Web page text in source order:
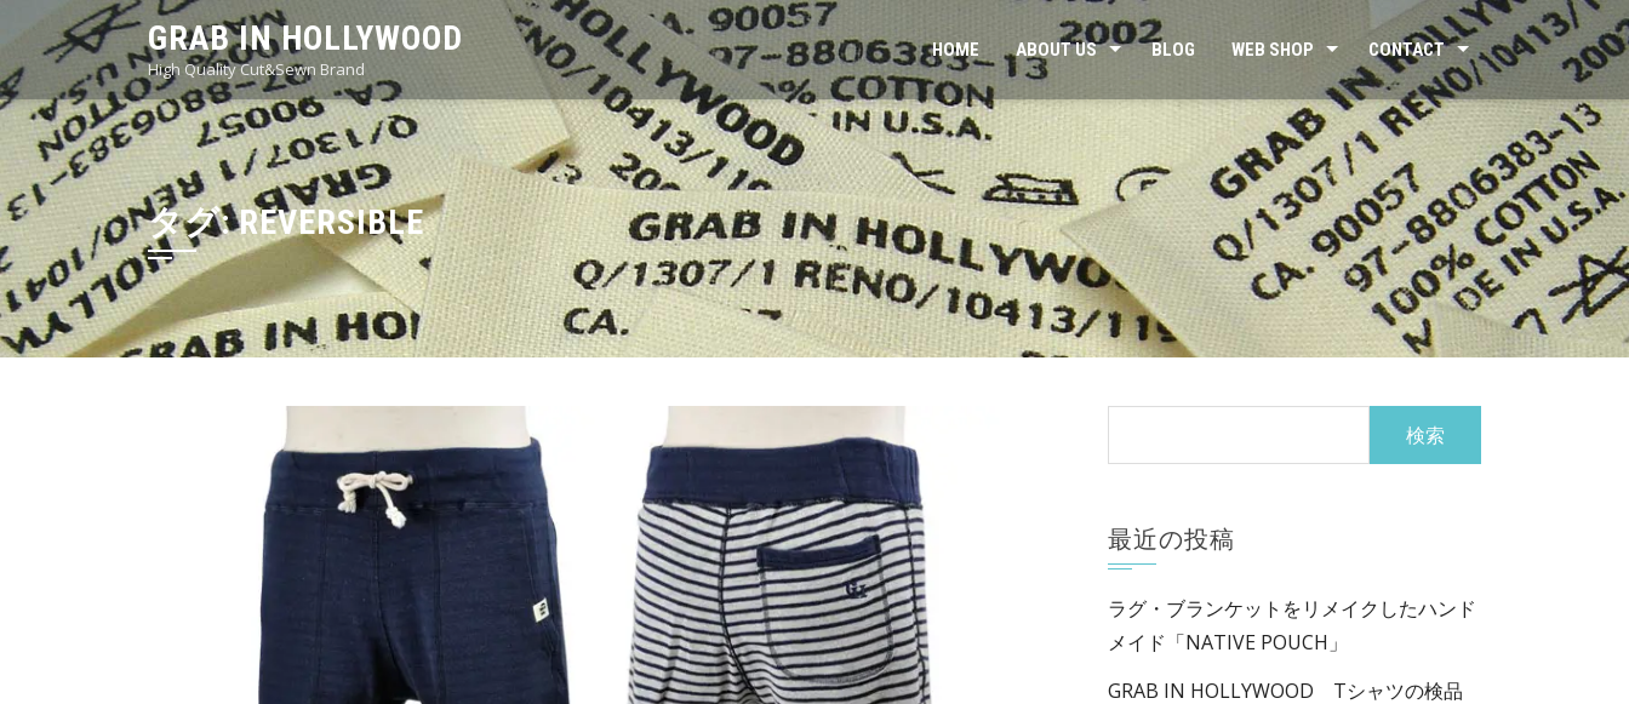
content
GRAB IN HOLLYWOOD
High Quality Cut&Sewn Brand
HOME ABOUT US BLOG WEB SHOP CONTACT
タグ:REVERSIBLE
最近の投稿
ラグ・ブランケットをリメイクしたハンド
メイド「NATIVE POUCH」
GRAB IN HOLLYWOOD Tシャツの検品